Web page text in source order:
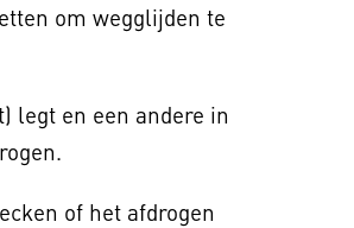
om wegglijden te
legt en een andere in
of het afdrogen